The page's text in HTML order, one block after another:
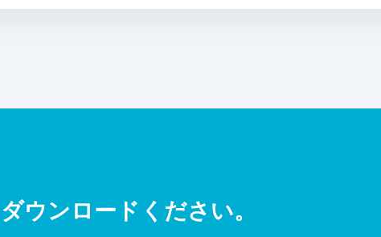
ダウンロードください。